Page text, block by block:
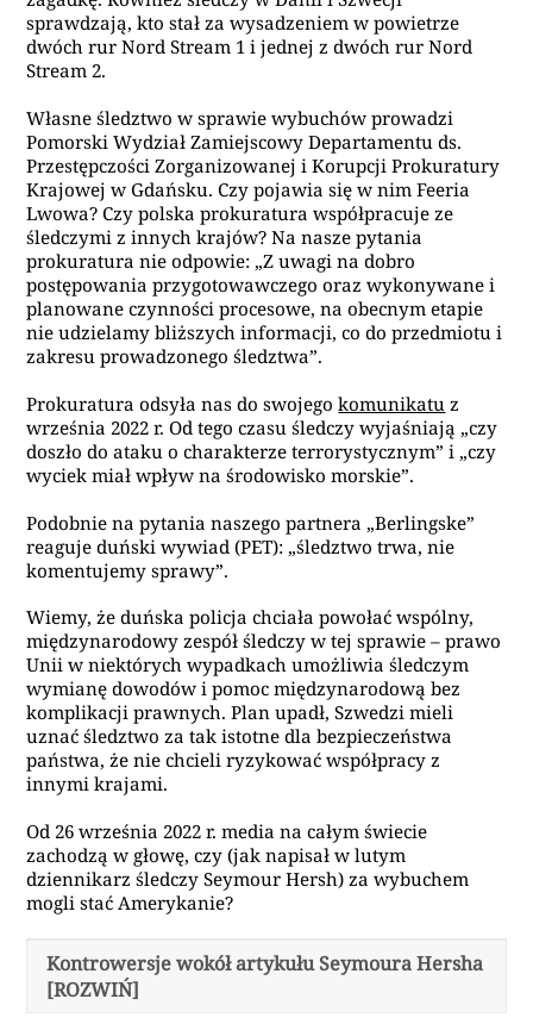
sprawdzają, kto stał za wysadzeniem w powietrze
dwóch rur Nord Stream 1 i jednej z dwóch rur Nord
Stream 2.
Własne śledztwo w sprawie wybuchów prowadzi
Pomorski Wydział Zamiejscowy Departamentu ds.
Przestępczości Zorganizowanej i Korupcji Prokuratury
Krajowej w Gdańsku. Czy pojawia się w nim Feeria
Lwowa? Czy polska prokuratura współpracuje ze
śledczymi z innych krajów? Na nasze pytania
prokuratura nie odpowie: „Z uwagi na dobro
postępowania przygotowawczego oraz wykonywane i
planowane czynności procesowe, na obecnym etapie
nie udzielamy bliższych informacji, co do przedmiotu i
zakresu prowadzonego śledztwa”.
Prokuraturaodsyła nas do swojegokomunikatu z
września 2022 r. Od tego czasu śledczywyjaśniają „czy
doszło do ataku o charakterze terrorystycznym” i „czy
wyciek miał wpływ na środowisko morskie”.
Podobnie na pytania naszego partnera „Berlingske”
reaguje duński wywiad (PET): „śledztwo trwa, nie
komentujemy sprawy”.
Wiemy, że duńska policja chciała powołać wspólny,
międzynarodowy zespół śledczy w tej sprawie – prawo
Unii w niektórych wypadkach umożliwia śledczym
wymianę dowodów i pomoc międzynarodową bez
komplikacji prawnych. Plan upadł, Szwedzi mieli
uznać śledztwo za tak istotne dla bezpieczeństwa
państwa, że nie chcieli ryzykować współpracy z
innymi krajami.
Od 26 września 2022 r. media na całym świecie
zachodzą w głowę, czy (jak napisał w lutym
dziennikarz śledczy Seymour Hersh) za wybuchem
mogli stać Amerykanie?
Kontrowersje wokół artykułu Seymoura Hersha
[ROZWIŃ]